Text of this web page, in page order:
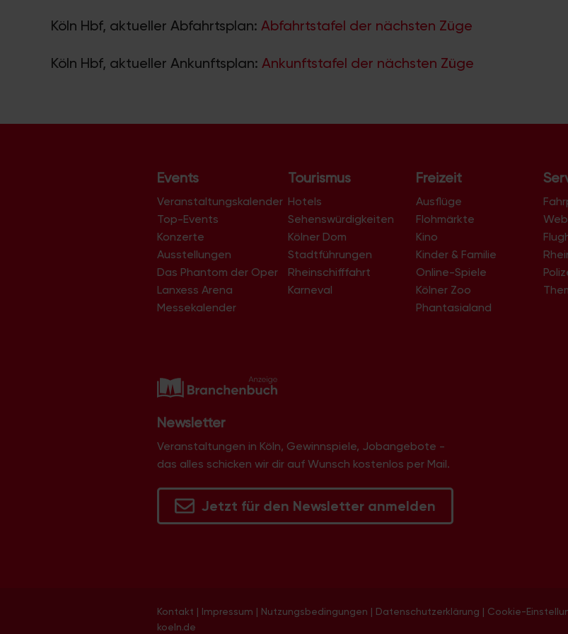
Köln Hbf, aktueller Abfahrtsplan: Abfahrtstafel der nächsten Züge
Köln Hbf, aktueller Ankunftsplan: Ankunftstafel der nächsten Züge
Events
Veranstaltungskalender
Top-Events
Konzerte
Ausstellungen
Das Phantom der Oper
Lanxess Arena
Messekalender
Tourismus
Hotels
Sehenswürdigkeiten
Kölner Dom
Stadtführungen
Rheinschifffahrt
Karneval
Freizeit
Ausflüge
Flohmärkte
Kino
Kinder & Familie
Online-Spiele
Kölner Zoo
Phantasialand
Newsletter
Veranstaltungen in Köln, Gewinnspiele, Jobangebote -
das alles schicken wir dir auf Wunsch kostenlos per Mail.
Jetzt für den Newsletter anmelden
Kontakt | Impressum | Nutzungsbedingungen | Datenschutzerklärung | Cookie-
koeln.de